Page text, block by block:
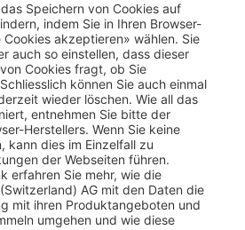
Speichern von Cookies auf
indem Sie in Ihren Browser-
Cookies akzeptieren» wählen. Sie
auch so einstellen, dass dieser
Cookies fragt, ob Sie
können Sie auch einmal
wieder löschen. Wie all das
entnehmen Sie bitte der
Herstellers. Wenn Sie keine
kann dies im Einzelfall zu
der Webseiten führen.
erfahren Sie mehr, wie die
AG mit den Daten die
mit ihren Produktangeboten und
umgehen und wie diese